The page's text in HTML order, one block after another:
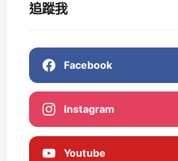
追蹤我
Facebook
Instagram
Youtube